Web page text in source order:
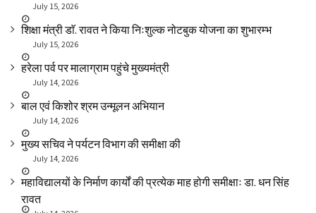
July 15, 2026
शिक्षा मंत्री डाॅ. रावत ने किया निःशुल्क नोटबुक योजना का शुभारम्भ
July 15, 2026
हरेला पर्व पर मालाग्राम पहुंचे मुख्यमंत्री
July 14, 2026
बाल एवं किशोर श्रम उन्मूलन अभियान
July 14, 2026
मुख्य सचिव ने पर्यटन विभाग की समीक्षा की
July 14, 2026
महाविद्यालयों के निर्माण कार्यों की प्रत्येक माह होगी समीक्षाः डा. धन सिंह
रावत